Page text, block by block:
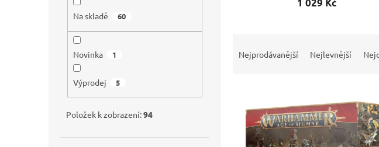
Na skladě 60
Novinka 1
Výprodej 5
Položek k zobrazení:94
Nejprodávanější Nejlevnější